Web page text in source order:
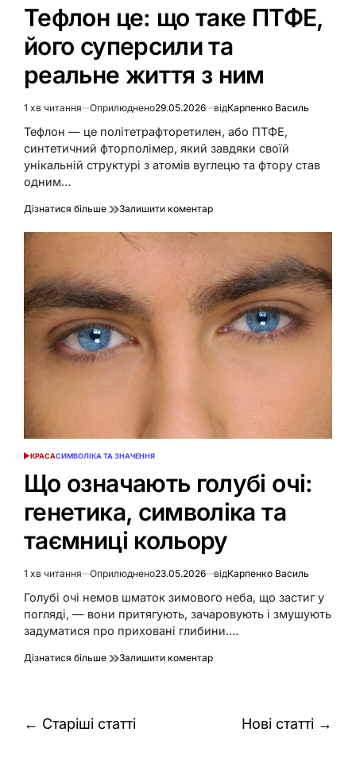
Тефлон це: що таке ПТФЕ,
його суперсили та
реальне життя з ним
Орієнтовний
час
читання
1 хв читання Оприлюднено29.05.2026 відКарпенко Василь
Тефлон — це політетрафторетилен, або ПТФЕ,
синтетичний фторполімер, який завдяки своїй
унікальній структурі з атомів вуглецю та фтору став
одним…
Дізнатися більше Залишити коментардо
це:
ПТФЕ,
його
суперсили
та
реальне
життя
ОПУБЛІКУВАТИ
КРАСАСИМВОЛІКА ТА ЗНАЧЕННЯ
Що означають голубі очі:
генетика, символіка та
таємниці кольору
Орієнтовний
час
читання
1 хв читання Оприлюднено23.05.2026 відКарпенко Василь
Голубі очі немов шматок зимового неба, що застиг у
погляді, — вони притягують, зачаровують і змушують
задуматися про приховані глибини.…
Дізнатися більше Залишити коментардо
генетика,
Навігація
← Старіші статті Нові статті →